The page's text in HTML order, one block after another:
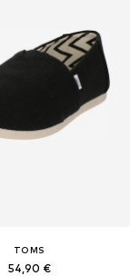
TOMS
54,90 €